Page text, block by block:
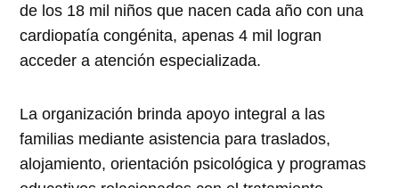
de los 18 mil niños que nacen cada año con una
cardiopatía congénita, apenas 4 mil logran
acceder a atención especializada.
La organización brinda apoyo integral a las
familias mediante asistencia para traslados,
alojamiento, orientación psicológica y programas